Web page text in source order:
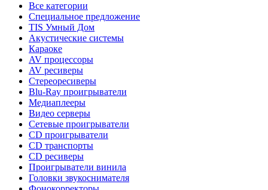
Все категории
Специальное предложение
TIS Умный Дом
Акустические системы
Караоке
AV процессоры
AV ресиверы
Стереоресиверы
Blu-Ray проигрыватели
Медиаплееры
Видео серверы
Сетевые проигрыватели
CD проигрыватели
CD транспорты
CD ресиверы
Проигрыватели винила
Головки звукоснимателя